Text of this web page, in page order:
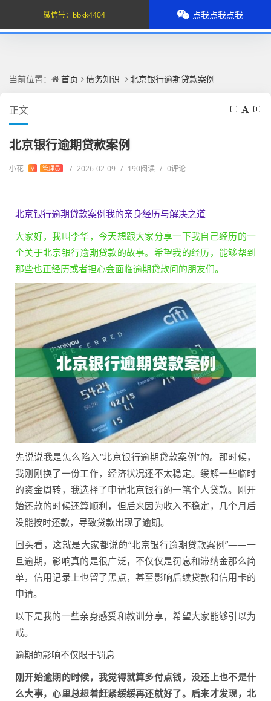
当前位置： 首页 债务知识 北京银行逾期贷款案例
正文
北京银行逾期贷款案例
小花 V 管理员 / 2026-02-09 / 190阅读 / 0评论
北京银行逾期贷款案例我的亲身经历与解决之道
大家好，我叫李华，今天想跟大家分享一下我自己经历的一
个关于北京银行逾期贷款的故事。希望我的经历，能够帮到
那些也正经历或者担心会面临逾期贷款问的朋友们。
先说说我是怎么陷入“北京银行逾期贷款案例”的。那时候，
我刚刚换了一份工作，经济状况还不太稳定。缓解一些临时
的资金周转，我选择了申请北京银行的一笔个人贷款。刚开
始还款的时候还算顺利，但后来因为收入不稳定，几个月后
没能按时还款，导致贷款出现了逾期。
回头看，这就是大家都说的“北京银行逾期贷款案例”——一
旦逾期，影响真的是很广泛，不仅仅是罚息和滞纳金那么简
单，信用记录上也留了黑点，甚至影响后续贷款和信用卡的
申请。
以下是我的一些亲身感受和教训分享，希望大家能够引以为
戒。
逾期的影响不仅限于罚息
刚开始逾期的时候，我觉得就算多付点钱，没还上也不是什
么大事，心里总想着赶紧缓缓再还就好了。后来才发现，北
微信号： bbkk4404 点我点我点我